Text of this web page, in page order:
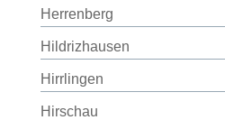
Herrenberg
Hildrizhausen
Hirrlingen
Hirschau